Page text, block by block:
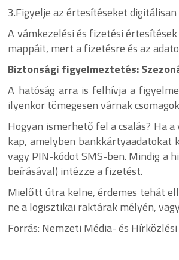
3.Figyelje az értesítéseket digitálisan
A vámkezelési és fizetési
mappáit, mert a fizetésre és az
Biztonsági figyelmeztetés:
A hatóság arra is felhívja a
ilyenkor tömegesen várnak
Hogyan ismerhető fel a csalás? Ha
kap, amelyben
vagy PIN-kódot SMS-ben. Mindig a
beírásával) intézze a fizetést.
Mielőtt útra kelne, érdemes tehát
ne a logisztikai raktárak mélyén,
Forrás: Nemzeti Média- és